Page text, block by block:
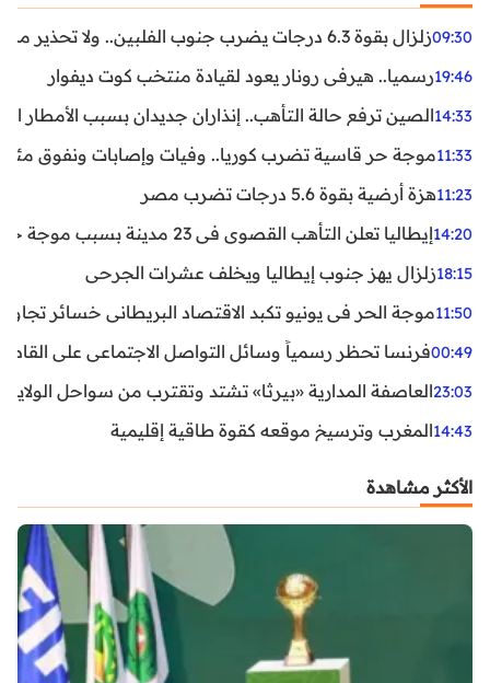
09:30زلزال بقوة 6.3 درجات يضرب جنوب الفلبين.. ولا تحذير من تسونامي حتى الآن
19:46رسميا.. هيرفي رونار يعود لقيادة منتخب كوت ديفوار
14:33الصين ترفع حالة التأهب.. إنذاران جديدان بسبب الأمطار
11:33موجة حر قاسية تضرب كوريا.. وفيات وإصابات ونفوق مئات
11:23هزة أرضية بقوة 5.6 درجات تضرب مصر
14:20إيطاليا تعلن التأهب القصوى في 23 مدينة بسبب موجة حر شديدة
18:15زلزال يهز جنوب إيطاليا ويخلف عشرات الجرحى
11:50موجة الحر في يونيو تكبد الاقتصاد البريطاني خسائر تجاوزت 1.5 مليار
00:49فرنسا تحظر رسمياً وسائل التواصل الاجتماعي على القاصرين
23:03العاصفة المدارية «بيرثا» تشتد وتقترب من سواحل
14:43المغرب وترسيخ موقعه كقوة طاقية إقليمية
الأكثر مشاهدة